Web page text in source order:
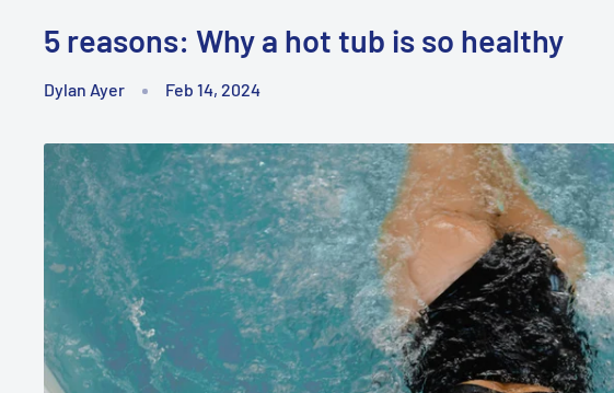
5 reasons: Why a hot tub is so healthy
Dylan Ayer Feb 14, 2024